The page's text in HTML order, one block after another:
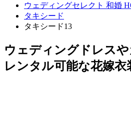
ウェディングセレクト 和婚
タキシード
タキシード13
ウェディングドレス
レンタル可能な花嫁衣